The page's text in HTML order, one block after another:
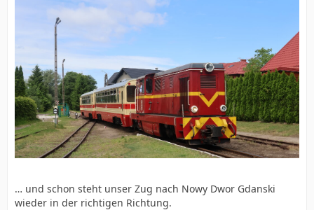
… und schon steht unser Zug nach Nowy Dwor Gdanski
wieder in der richtigen Richtung.